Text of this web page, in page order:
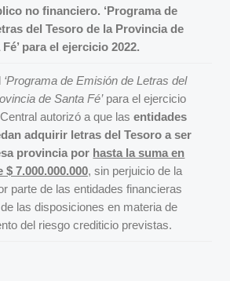
no financiero. ‘Programa de
del Tesoro de la Provincia de
para el ejercicio 2022.
‘Programa de Emisión de Letras del
de Santa Fé’para el ejercicio
autorizó a que lasentidades
adquirir letras del Tesoro a ser
provincia por hasta la suma en
7.000.000.000, sin perjuicio de la
parte de las entidades financieras
las disposiciones en materia de
del riesgo crediticio previstas.